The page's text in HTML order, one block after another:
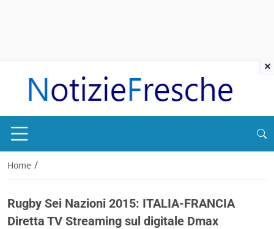
Home /
Rugby Sei Nazioni 2015: ITALIA-FRANCIA
Diretta TV Streaming sul digitale Dmax
×